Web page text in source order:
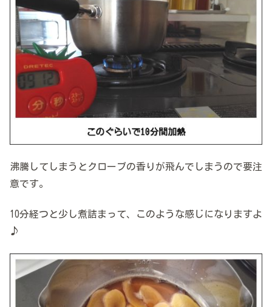
沸騰してしまうとクローブの香りが飛んでしまうので要注
意です。
10分経つと少し煮詰まって、このような感じになりますよ
♪